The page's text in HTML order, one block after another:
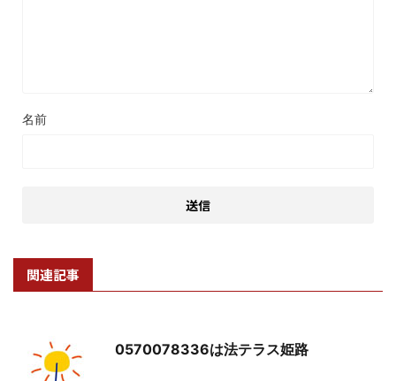
名前
関連記事
0570078336は法テラス姫路